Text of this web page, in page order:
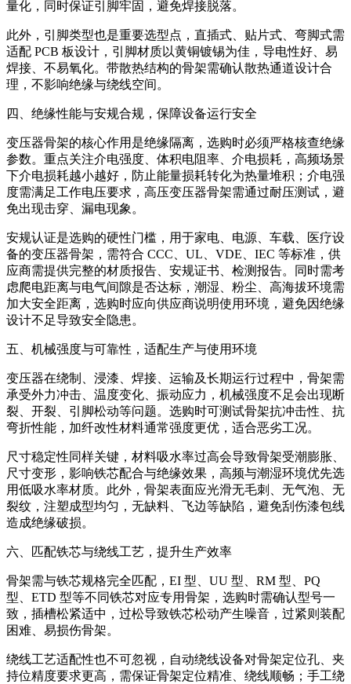
量化，同时保证引脚牢固，避免焊接脱落。
此外，引脚类型也是重要选型点，直插式、贴片式、弯脚式需
适配 PCB 板设计，引脚材质以黄铜镀锡为佳，导电性好、易
焊接、不易氧化。带散热结构的骨架需确认散热通道设计合
理，不影响绝缘与绕线空间。
四、绝缘性能与安规合规，保障设备运行安全
变压器骨架的核心作用是绝缘隔离，选购时必须严格核查绝缘
参数。重点关注介电强度、体积电阻率、介电损耗，高频场景
下介电损耗越小越好，防止能量损耗转化为热量堆积；介电强
度需满足工作电压要求，高压变压器骨架需通过耐压测试，避
免出现击穿、漏电现象。
安规认证是选购的硬性门槛，用于家电、电源、车载、医疗设
备的变压器骨架，需符合 CCC、UL、VDE、IEC 等标准，供
应商需提供完整的材质报告、安规证书、检测报告。同时需考
虑爬电距离与电气间隙是否达标，潮湿、粉尘、高海拔环境需
加大安全距离，选购时应向供应商说明使用环境，避免因绝缘
设计不足导致安全隐患。
五、机械强度与可靠性，适配生产与使用环境
变压器在绕制、浸漆、焊接、运输及长期运行过程中，骨架需
承受外力冲击、温度变化、振动应力，机械强度不足会出现断
裂、开裂、引脚松动等问题。选购时可测试骨架抗冲击性、抗
弯折性能，加纤改性材料通常强度更优，适合恶劣工况。
尺寸稳定性同样关键，材料吸水率过高会导致骨架受潮膨胀、
尺寸变形，影响铁芯配合与绝缘效果，高频与潮湿环境优先选
用低吸水率材质。此外，骨架表面应光滑无毛刺、无气泡、无
裂纹，注塑成型均匀，无缺料、飞边等缺陷，避免刮伤漆包线
造成绝缘破损。
六、匹配铁芯与绕线工艺，提升生产效率
骨架需与铁芯规格完全匹配，EI 型、UU 型、RM 型、PQ
型、ETD 型等不同铁芯对应专用骨架，选购时需确认型号一
致，插槽松紧适中，过松导致铁芯松动产生噪音，过紧则装配
困难、易损伤骨架。
绕线工艺适配性也不可忽视，自动绕线设备对骨架定位孔、夹
持位精度要求更高，需保证骨架定位精准、绕线顺畅；手工绕